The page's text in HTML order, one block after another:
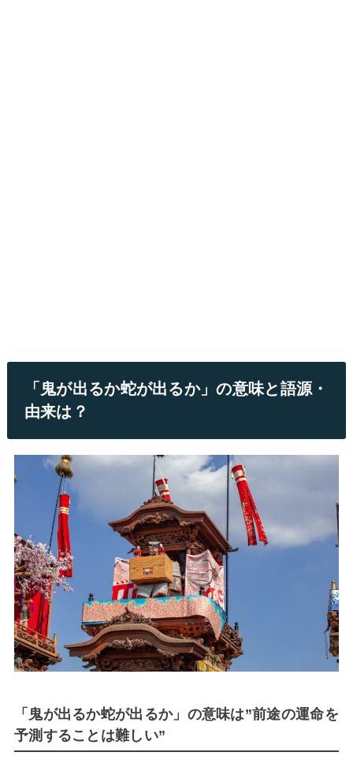
「鬼が出るか蛇が出るか」の意味と語源・
由来は？
「鬼が出るか蛇が出るか」の意味は”前途の運命を
予測することは難しい”